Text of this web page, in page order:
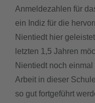
Anmeldezahlen für
ein Indiz für die
Nientiedt hier
letzten 1,5 Jahren
Nientiedt noch
Arbeit in dieser
so gut fortgeführt